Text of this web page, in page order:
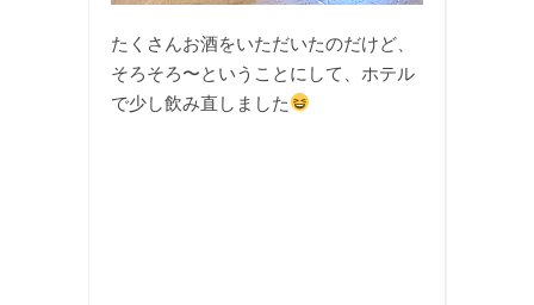
たくさんお酒をいただいたのだけど、
そろそろ〜ということにして、ホテル
で少し飲み直しました